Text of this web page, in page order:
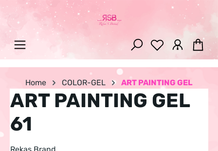
Zum Hauptinhalt springen
Home COLOR-GEL ART PAINTING GEL
ART PAINTING GEL
61